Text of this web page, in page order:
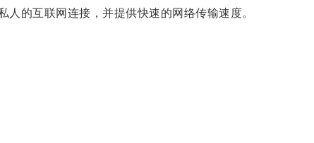
的互联网连接，并提供快速的网络传输速度。